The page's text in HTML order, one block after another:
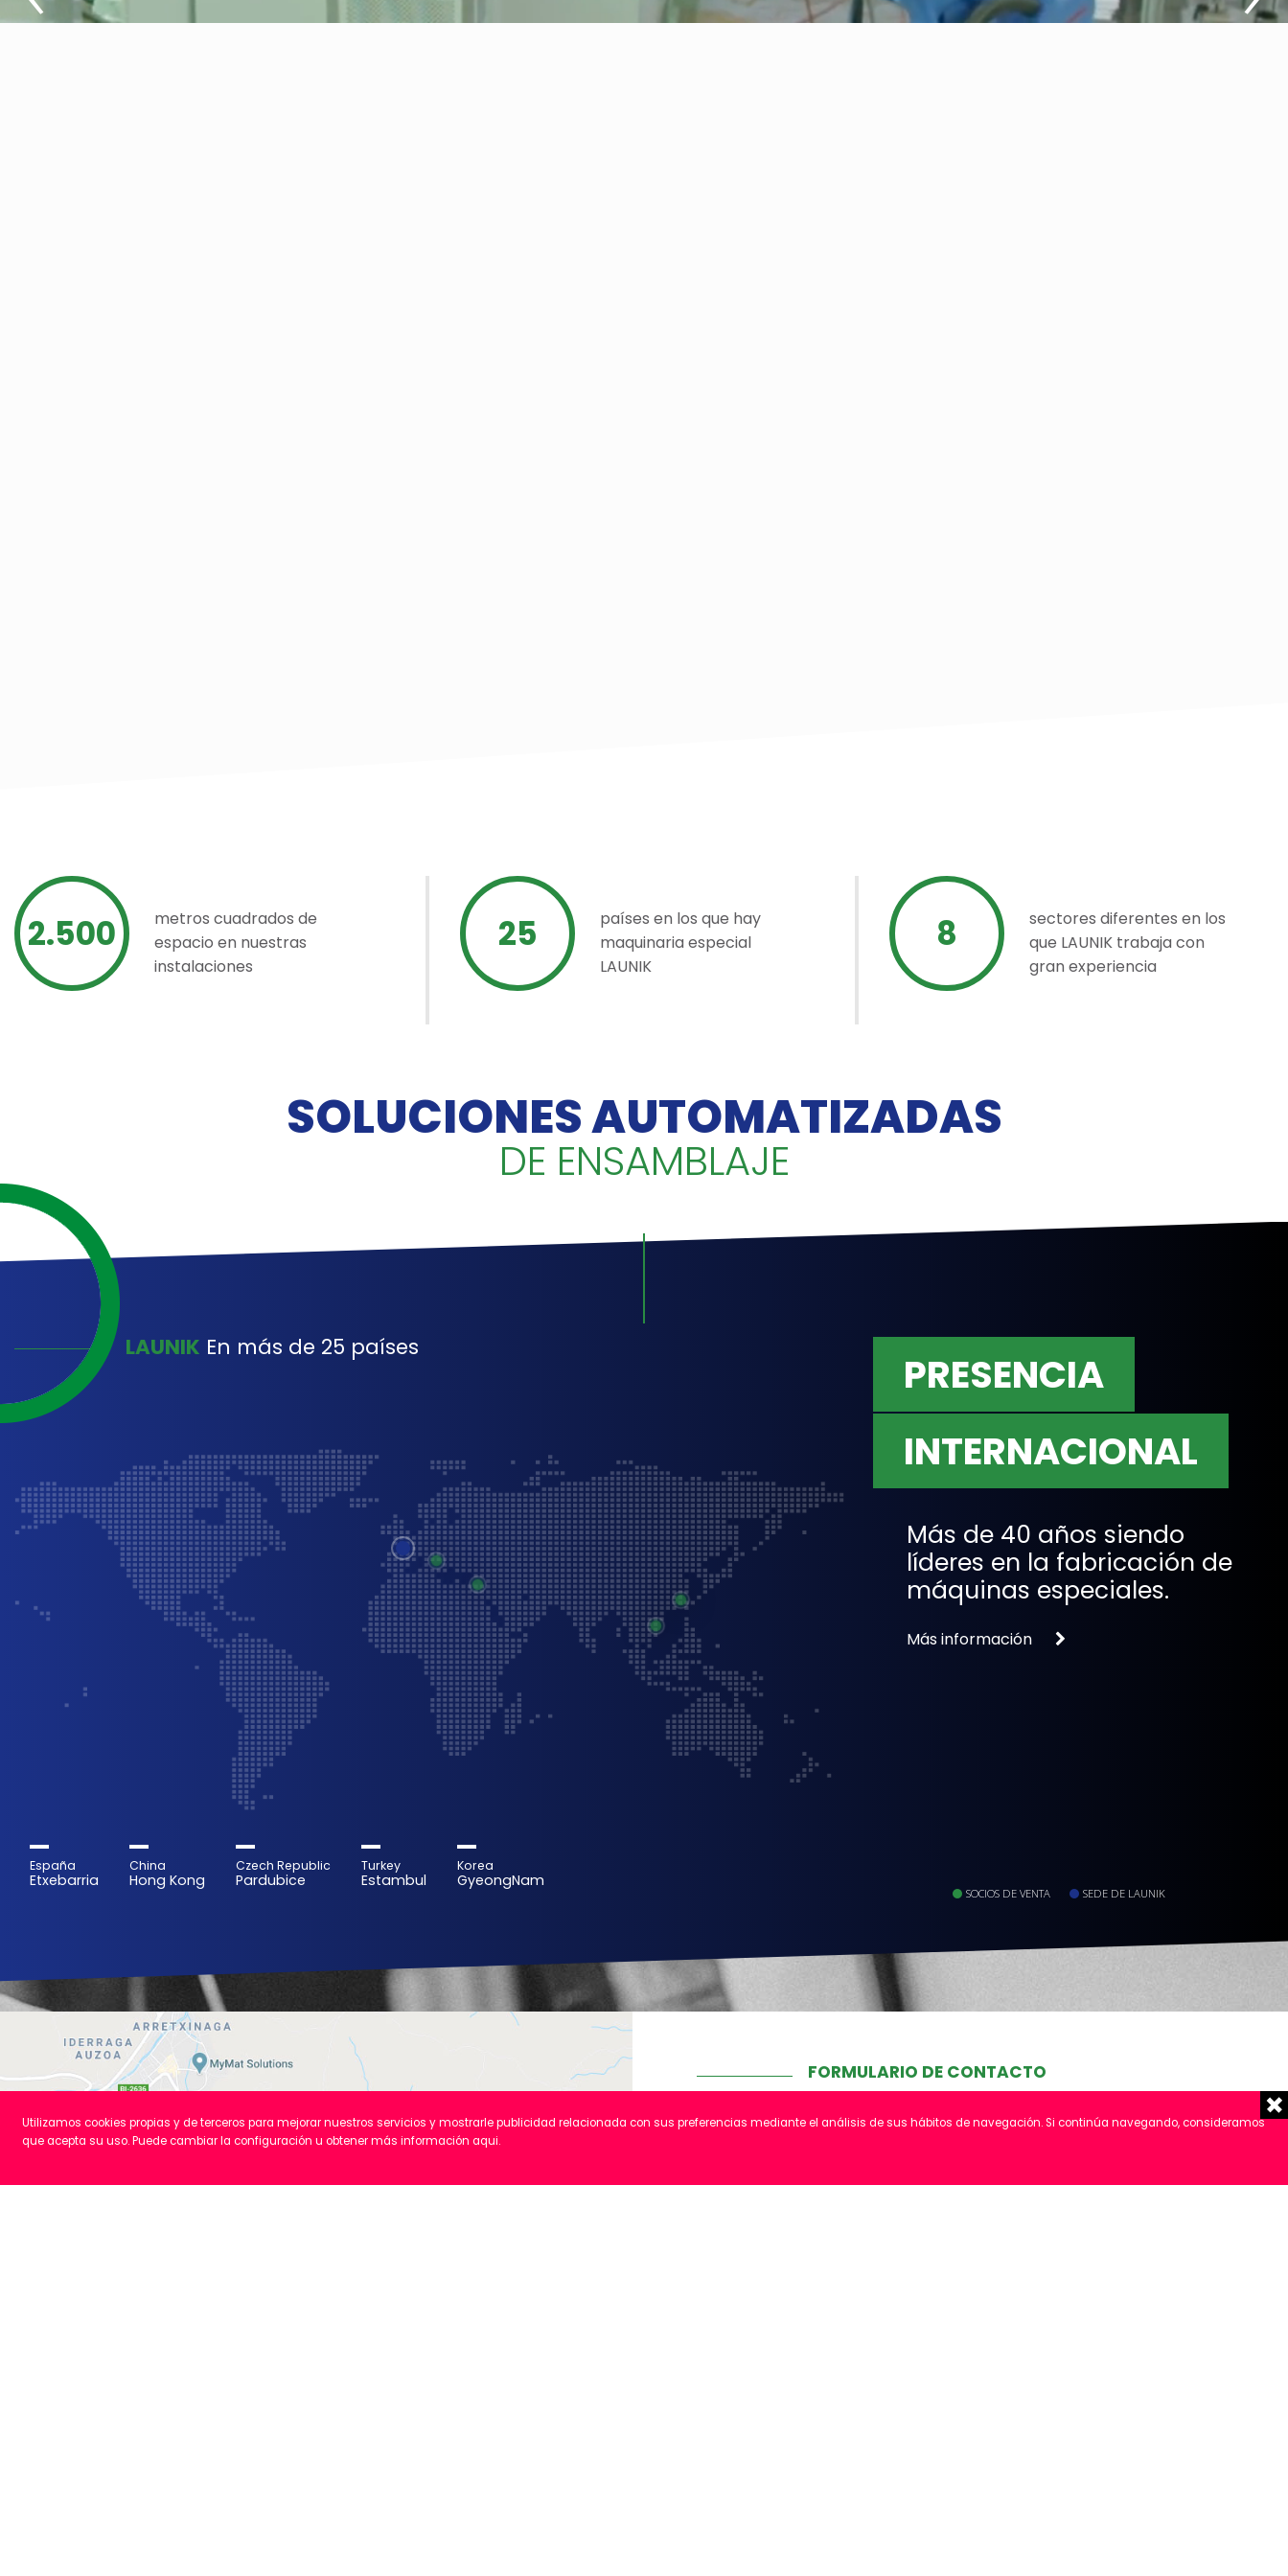
2.500
metros cuadrados de
espacio en nuestras
instalaciones
25
países en los que hay
maquinaria especial
LAUNIK
8
sectores diferentes en los
que LAUNIK trabaja con
gran experiencia
SOLUCIONES AUTOMATIZADAS
DE ENSAMBLAJE
LAUNIK En más de 25 países
España
Etxebarria
China
Hong Kong
Czech Republic
Pardubice
Turkey
Estambul
Korea
GyeongNam
PRESENCIA
INTERNACIONAL
Más de 40 años siendo
líderes en la fabricación de
máquinas especiales.
Más información
SOCIOS DE VENTA SEDE DE LAUNIK
FORMULARIO DE CONTACTO
Utilizamos cookies propias y de terceros para mejorar nuestros servicios y mostrarle publicidad relacionada con sus preferencias mediante el análisis de sus hábitos de navegación. Si continúa navegando, consideramos
que acepta su uso. Puede cambiar la configuración u obtener más informaciónaqui.